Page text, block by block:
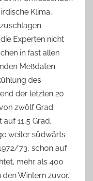
Klima,
—
Experten nicht
in fast allen
Meßdaten
des
der letzten 20
zwölf Grad
11,5 Grad.
weiter südwärts
73, schon auf
mehr als 400
Wintern zuvor.“